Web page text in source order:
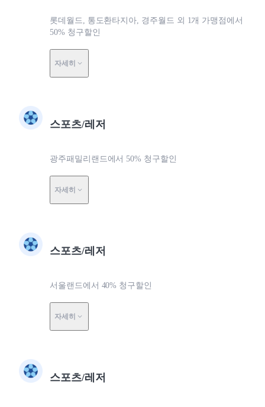
롯데월드, 통도환타지아, 경주월드 외 1개 가맹점에서
50% 청구할인
자세히
스포츠/레저
광주패밀리랜드에서 50% 청구할인
자세히
스포츠/레저
서울랜드에서 40% 청구할인
자세히
스포츠/레저